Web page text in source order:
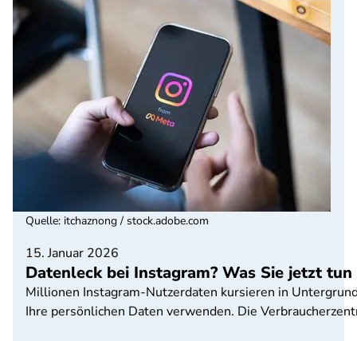
15. Januar 2026
Datenleck bei Instagram? Was Sie jetzt
Millionen Instagram-Nutzerdaten kursieren in
Ihre persönlichen Daten verwenden. Die
Quelle: itchaznong / stock.adobe.com